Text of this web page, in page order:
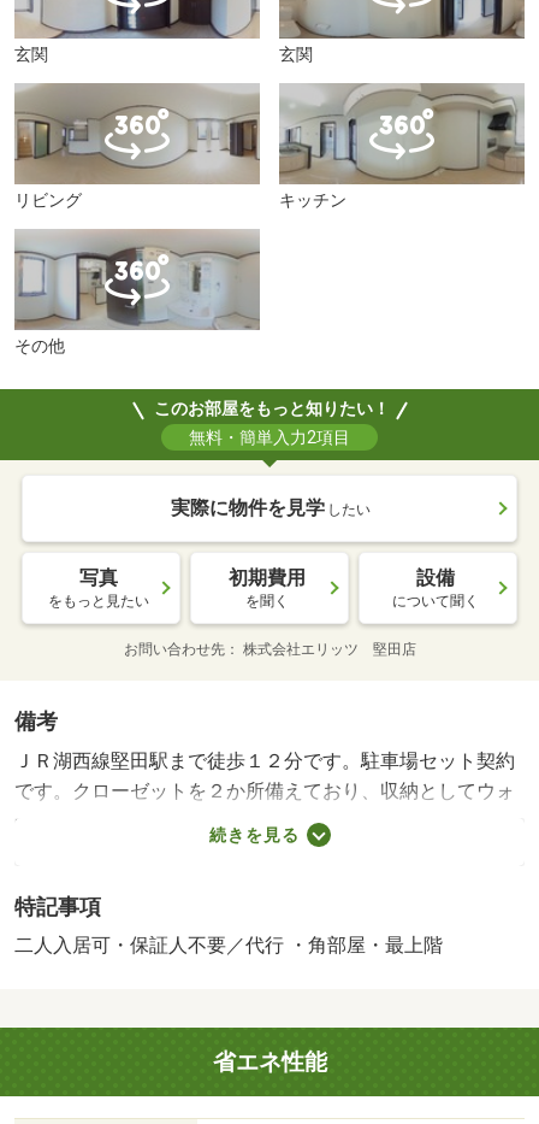
玄関 玄関
リビング キッチン
その他
このお部屋をもっと知りたい！
無料・簡単入力2項目
実際に物件を見学 したい
写真
をもっと見たい
初期費用
を聞く
設備
について聞く
お問い合わせ先 株式会社エリッツ 堅田店
備考
ＪＲ湖西線堅田駅まで徒歩１２分です。駐車場セット契約
です。クローゼットを２か所備えており、収納としてウォ
ークインクローゼットを備えております。周辺にはローソ
ン 大津本堅田４丁目店があり便利です。・家賃保証料
円 【設備・特記事項備考】専用バス・専用トイレ/抗菌施
工代（初回） 16500円/町費（月額） 350円/その他（月
続きを見る
特記事項
二人入居可・保証人不要／代行 ・角部屋・最上階
省エネ性能